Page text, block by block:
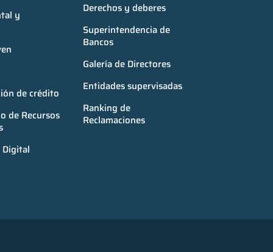
y
de crédito
de Recursos
Digital
Derechos y deberes
Superintendencia de
Bancos
Galería de Directores
Entidades supervisadas
Ranking de
Reclamaciones